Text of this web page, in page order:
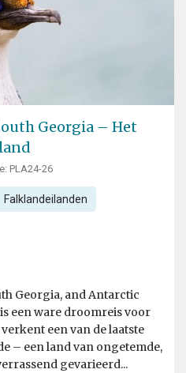
Georgia – Het
PLA24-26
Falklandeilanden
Georgia, and Antarctic
een ware droomreis voor
een van de laatste
– een land van ongetemde,
gevarieerd...